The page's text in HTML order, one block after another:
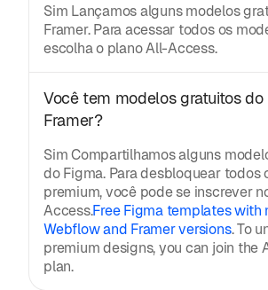
Sim Lançamos alguns modelos
Framer. Para acessar todos os
escolha o plano All-Access.
Você tem modelos gratuitos do
Framer?
Sim Compartilhamos alguns
do Figma. Para desbloquear todos
premium, você pode se inscrever
Access.Free Figma templates with
Webflow and Framer versions. To
premium designs, you can join the
plan.